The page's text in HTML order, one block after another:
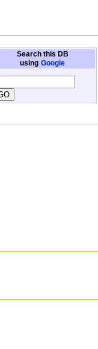
Search this DB
using Google